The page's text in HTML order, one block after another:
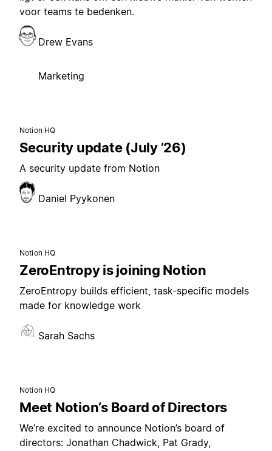
voor teams te bedenken.
Drew Evans
Marketing
Notion HQ
Security update (July ’26)
A security update from Notion
Daniel Pyykonen
Notion HQ
ZeroEntropy is joining Notion
ZeroEntropy builds efficient, task-specific models
made for knowledge work
Sarah Sachs
Notion HQ
Meet Notion’s Board of Directors
We’re excited to announce Notion’s board of
directors: Jonathan Chadwick, Pat Grady,